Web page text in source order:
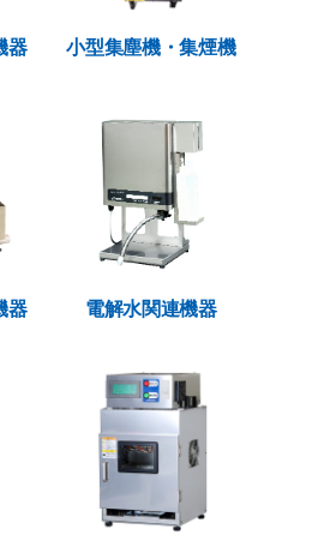
器 小型集塵機・集煙機
器 電解水関連機器